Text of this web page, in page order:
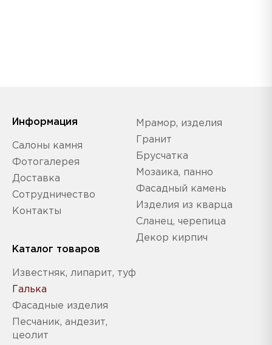
Информация
Салоны камня
Фотогалерея
Доставка
Сотрудничество
Контакты
Каталог товаров
Известняк, липарит, туф
Галька
Фасадные изделия
Песчаник, андезит,
цеолит
Мрамор, изделия
Гранит
Брусчатка
Мозаика, панно
Фасадный камень
Изделия из кварца
Сланец, черепица
Декор кирпич